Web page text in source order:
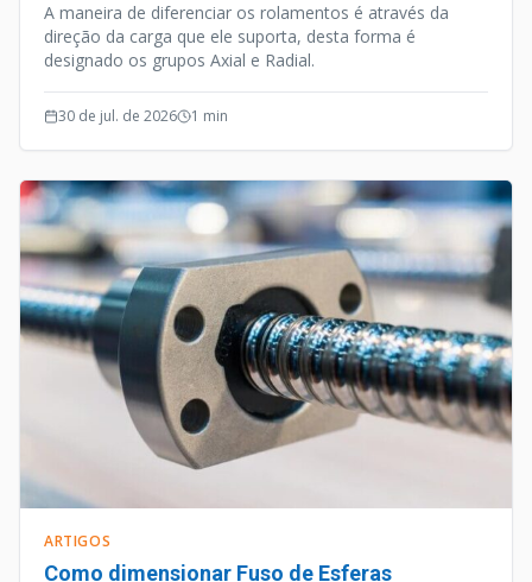
A maneira de diferenciar os rolamentos é através da
direção da carga que ele suporta, desta forma é
designado os grupos Axial e Radial.
30 de jul. de 2026 1 min
ARTIGOS
Como dimensionar Fuso de Esferas